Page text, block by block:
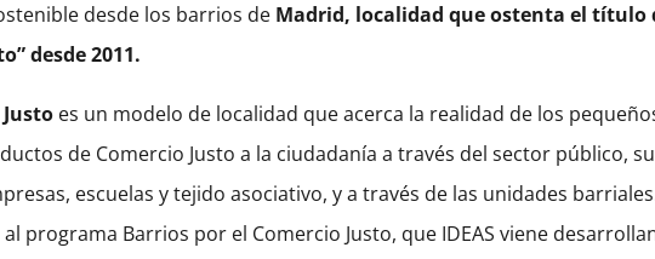
desde los barrios de Madrid, localidad que ostenta el título
desde 2011.
es un modelo de localidad que acerca la realidad de los
de Comercio Justo a la ciudadanía a través del sector público,
escuelas y tejido asociativo, y a través de las unidades
programa Barrios por el Comercio Justo, que IDEAS viene